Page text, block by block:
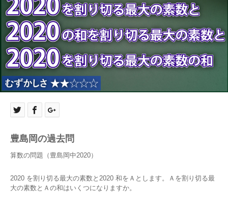
豊島岡の過去問
算数の問題（豊島岡中2020）
2020 を割り切る最大の素数と2020 和をＡとします。Ａを割り切る最
大の素数とＡの和はいくつになりますか。